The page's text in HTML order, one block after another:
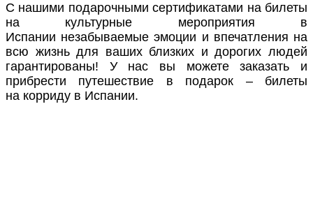
С нашими подарочными сертификатами на билеты
на культурные мероприятия в
Испании незабываемые эмоции и впечатления на
всю жизнь для ваших близких и дорогих людей
гарантированы! У нас вы можете заказать и
прибрести путешествие в подарок – билеты
на корриду в Испании.